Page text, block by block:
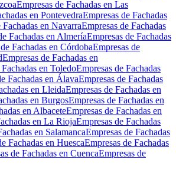
Empresas de Fachadas en Las
en PontevedraEmpresas de Fachadas
Fachadas en NavarraEmpresas de Fachadas
Fachadas en AlmeríaEmpresas de Fachadas
Fachadas en CórdobaEmpresas de
Empresas de Fachadas en
en ToledoEmpresas de Fachadas
Fachadas en ÁlavaEmpresas de Fachadas
en LleidaEmpresas de Fachadas en
en BurgosEmpresas de Fachadas en
en AlbaceteEmpresas de Fachadas en
en La RiojaEmpresas de Fachadas
en SalamancaEmpresas de Fachadas
Fachadas en HuescaEmpresas de Fachadas
de Fachadas en CuencaEmpresas de